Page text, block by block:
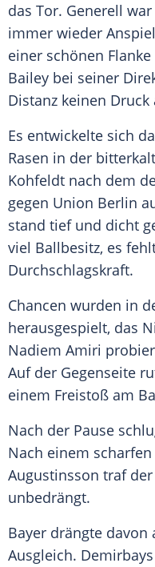
das Tor. Generell
immer wieder
einer schönen
Bailey bei seiner
Distanz keinen
Es entwickelte sich
Rasen in der
Kohfeldt nach dem
gegen Union Berlin
stand tief und dicht
viel Ballbesitz, es
Durchschlagskraft.
Chancen wurden in
herausgespielt, das
Nadiem Amiri
Auf der Gegenseite
einem Freistoß am
Nach der Pause
Nach einem
Augustinsson traf
unbedrängt.
Bayer drängte davon
Ausgleich.